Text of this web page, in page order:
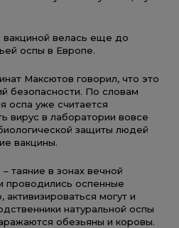
вакциной велась еще до
оспы в Европе.
Максютов говорил, что это
безопасности. По словам
оспа уже считается
вирус в лаборатории вовсе
защиты людей
вакцины.
таяние в зонах вечной
проводились оспенные
могут и
натуральной оспы
обезьяны и коровы.